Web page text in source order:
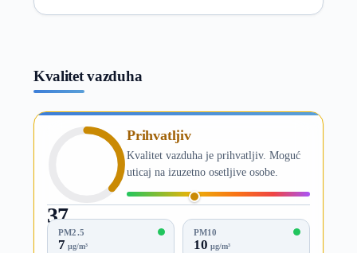
Kvalitet vazduha
37
AQI
Prihvatljiv
Kvalitet vazduha je prihvatljiv. Moguć
uticaj na izuzetno osetljive osobe.
PM2.5
7 µg/m³
PM10
10 µg/m³